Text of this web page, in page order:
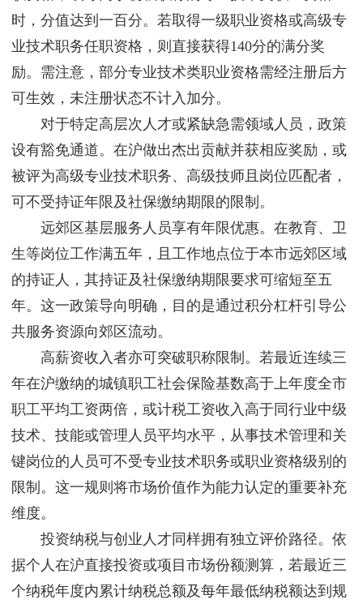
时，分值达到一百分。若取得一级职业资格或高级专
业技术职务任职资格，则直接获得140分的满分奖
励。需注意，部分专业技术类职业资格需经注册后方
可生效，未注册状态不计入加分。
对于特定高层次人才或紧缺急需领域人员，政策
设有豁免通道。在沪做出杰出贡献并获相应奖励，或
被评为高级专业技术职务、高级技师且岗位匹配者，
可不受持证年限及社保缴纳期限的限制。
远郊区基层服务人员享有年限优惠。在教育、卫
生等岗位工作满五年，且工作地点位于本市远郊区域
的持证人，其持证及社保缴纳期限要求可缩短至五
年。这一政策导向明确，目的是通过积分杠杆引导公
共服务资源向郊区流动。
高薪资收入者亦可突破职称限制。若最近连续三
年在沪缴纳的城镇职工社会保险基数高于上年度全市
职工平均工资两倍，或计税工资收入高于同行业中级
技术、技能或管理人员平均水平，从事技术管理和关
键岗位的人员可不受专业技术职务或职业资格级别的
限制。这一规则将市场价值作为能力认定的重要补充
维度。
投资纳税与创业人才同样拥有独立评价路径。依
据个人在沪直接投资或项目市场份额测算，若最近三
个纳税年度内累计纳税总额及每年最低纳税额达到规